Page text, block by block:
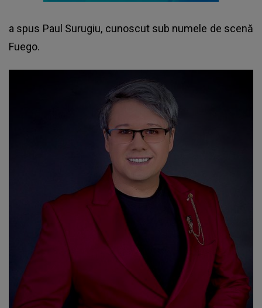
a spus Paul Surugiu, cunoscut sub numele de scenă
Fuego.